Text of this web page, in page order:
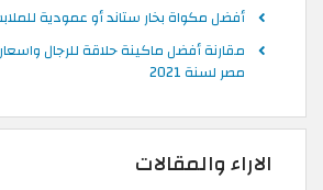
أفضل مكواة بخار ستاند أو عمودية للملابس
مقارنة أفضل ماكينة حلاقة للرجال
مصر لسنة 2021
الاراء والمقالات